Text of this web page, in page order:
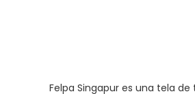
Felpa Singapur es una tela